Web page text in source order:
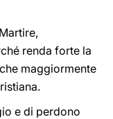
renda forte la
maggiormente
e di perdono